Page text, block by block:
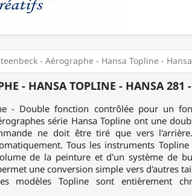
- Aérographe - Hansa Topline -
- HANSA TOPLINE - HANSA 281
- Double fonction contrôlée pour un
série Hansa Topline ont une
ne doit être tiré que vers
Tous les instruments
de la peinture et d'un système de
une conversion simple vers d'autres
modèles Topline sont entièrement